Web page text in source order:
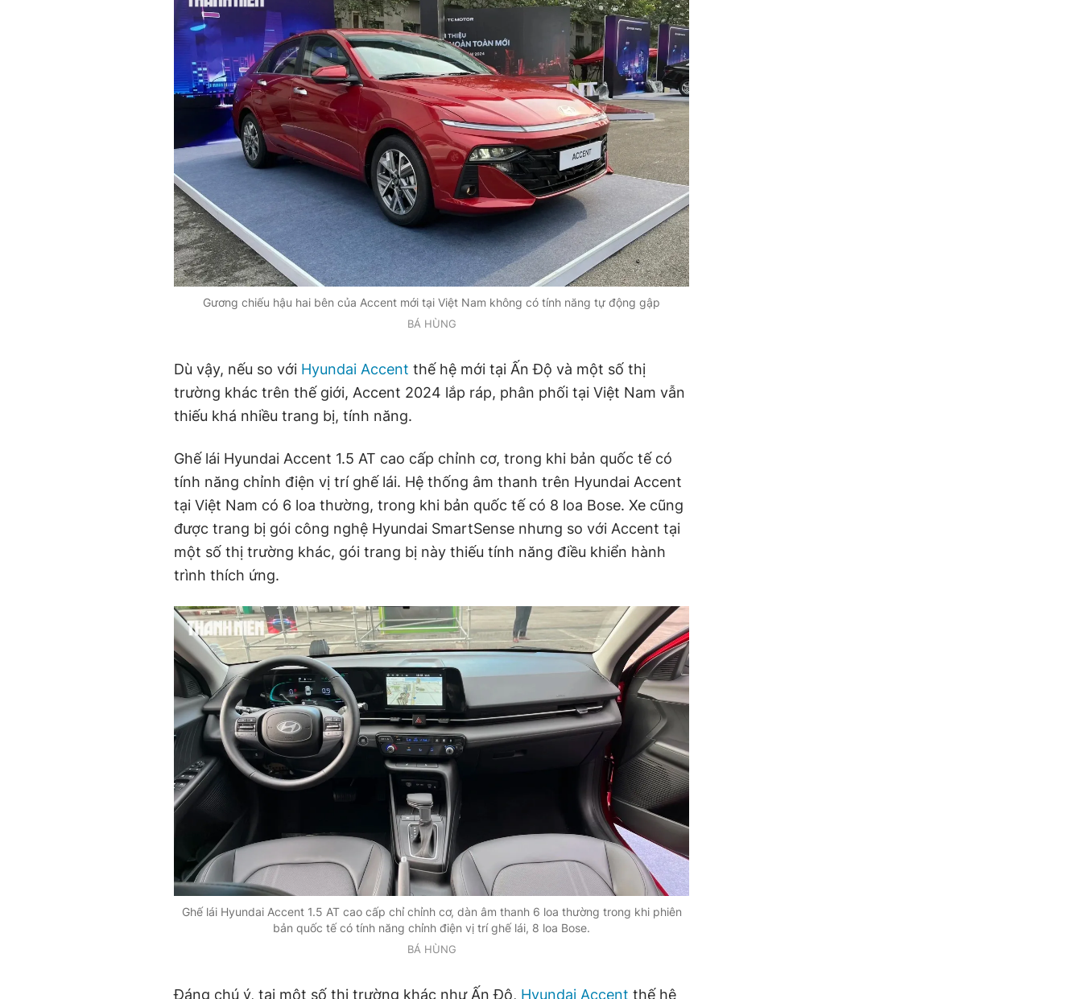
Gương chiếu hậu hai bên của Accent mới tại Việt Nam không có tính năng tự động gập
BÁ HÙNG
Dù vậy, nếu so với Hyundai Accent thế hệ mới tại Ấn Độ và một số thị
trường khác trên thế giới, Accent 2024 lắp ráp, phân phối tại Việt Nam vẫn
thiếu khá nhiều trang bị, tính năng.
Ghế lái Hyundai Accent 1.5 AT cao cấp chỉnh cơ, trong khi bản quốc tế có
tính năng chỉnh điện vị trí ghế lái. Hệ thống âm thanh trên Hyundai Accent
tại Việt Nam có 6 loa thường, trong khi bản quốc tế có 8 loa Bose. Xe cũng
được trang bị gói công nghệ Hyundai SmartSense nhưng so với Accent tại
một số thị trường khác, gói trang bị này thiếu tính năng điều khiển hành
trình thích ứng.
Ghế lái Hyundai Accent 1.5 AT cao cấp chỉ chỉnh cơ, dàn âm thanh 6 loa thường trong khi phiên
bản quốc tế có tính năng chỉnh điện vị trí ghế lái, 8 loa Bose.
BÁ HÙNG
Đáng chú ý, tại một số thị trường khác như Ấn Độ, Hyundai Accent thế hệ